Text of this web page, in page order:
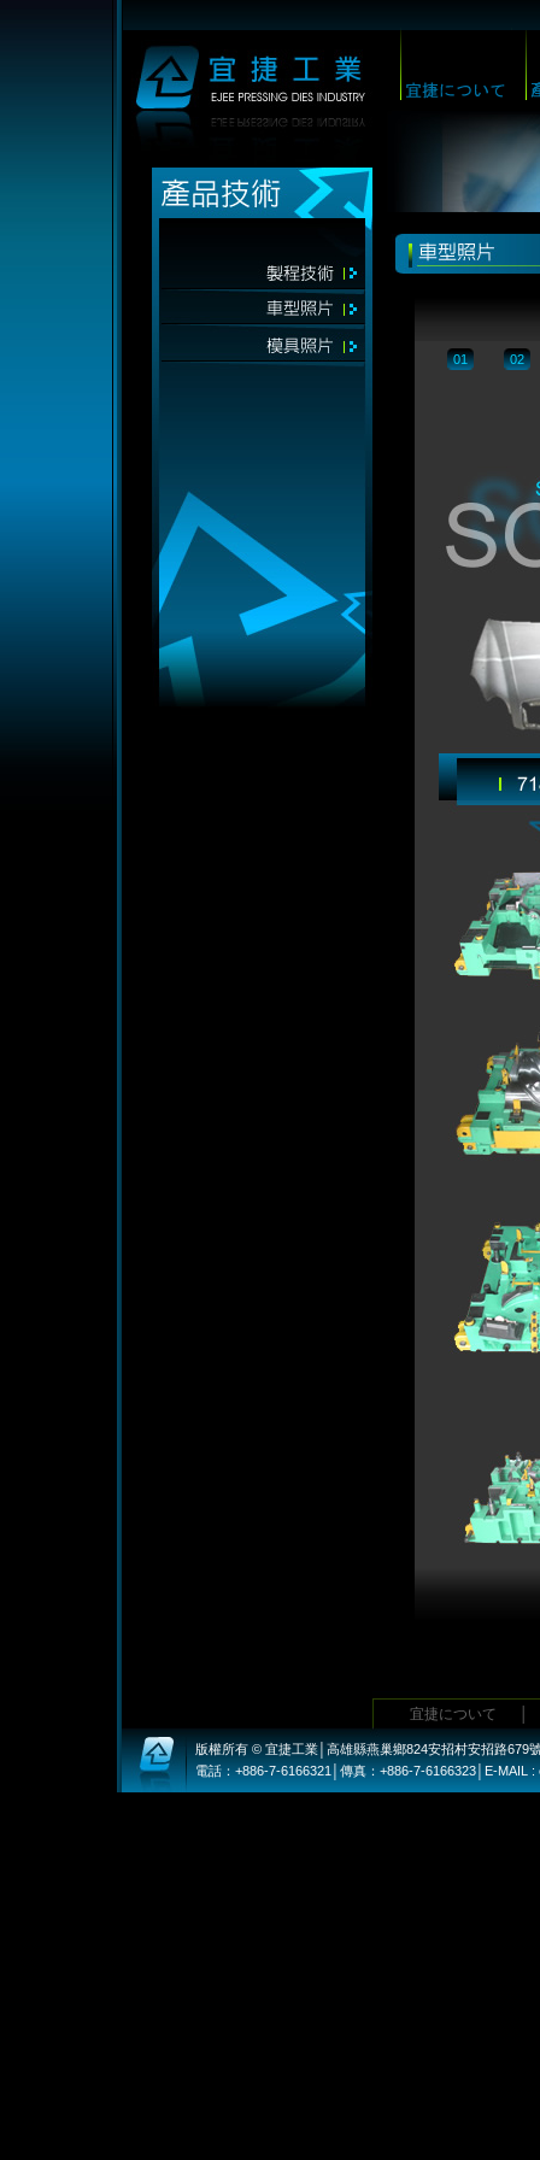
01 02
宜捷について
版權所有 © 宜捷工業│高雄縣燕巢鄉824安招村安招路679
電話：+886-7-6166321│傳真：+886-7-6166323│E-MAIL :